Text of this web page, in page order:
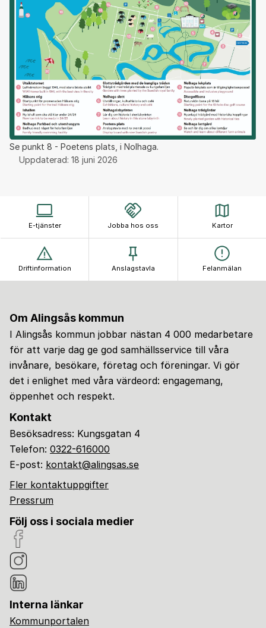
Se punkt 8 - Poetens plats, i Nolhaga.
Uppdaterad: 18 juni 2026
E-tjänster Jobba hos oss Kartor
Driftinformation Anslagstavla Felanmälan
Om Alingsås kommun
I Alingsås kommun jobbar nästan 4 000 medarbetare
för att varje dag ge god samhällsservice till våra
invånare, besökare, företag och föreningar. Vi gör
det i enlighet med våra värdeord: engagemang,
öppenhet och respekt.
Kontakt
Besöksadress: Kungsgatan 4
Telefon: 0322-616000
E-post: kontakt@alingsas.se
Fler kontaktuppgifter
Pressrum
Följ oss i sociala medier
Interna länkar
Kommunportalen